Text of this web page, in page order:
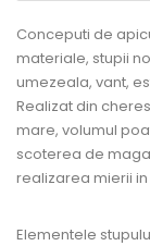
Conceputi de
materiale, stupii
umezeala, vant,
Realizat din
mare, volumul
scoterea de
realizarea mierii
Elementele